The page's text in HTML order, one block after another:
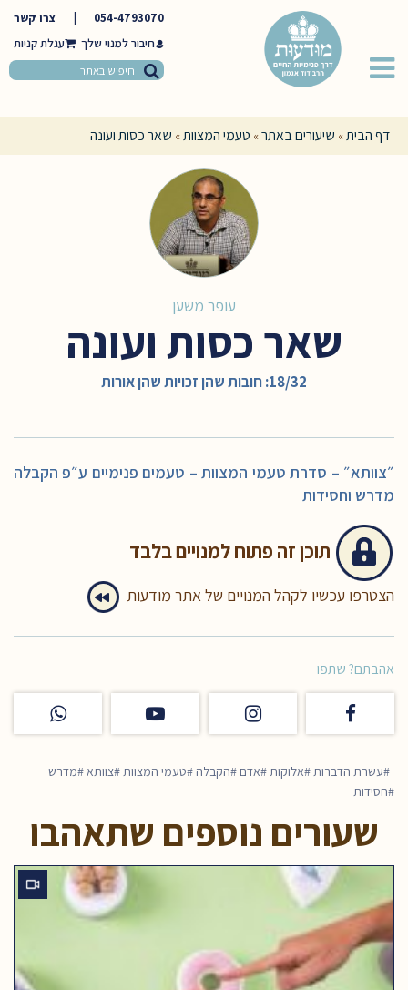
054-4793070
צרו קשר
חיבור למנוי שלך
דף הבית» שיעורים באתר» טעמי המצוות» שאר כסות ועונה
עופר משען
שאר כסות ועונה
18/32: חובות שהן זכויות שהן אורות
״צוותא״ – סדרת טעמי המצוות – טעמים פנימיים ע״פ הקבלה
מדרש וחסידות
תוכן זה פתוח למנויים בלבד
הצטרפו עכשיו לקהל המנויים של אתר מודעות
אהבתם? שתפו
עשרת הדברות אלוקות אדם הקבלה טעמי המצוות צוותא
מדרש
חסידות
שעורים נוספים שתאהבו